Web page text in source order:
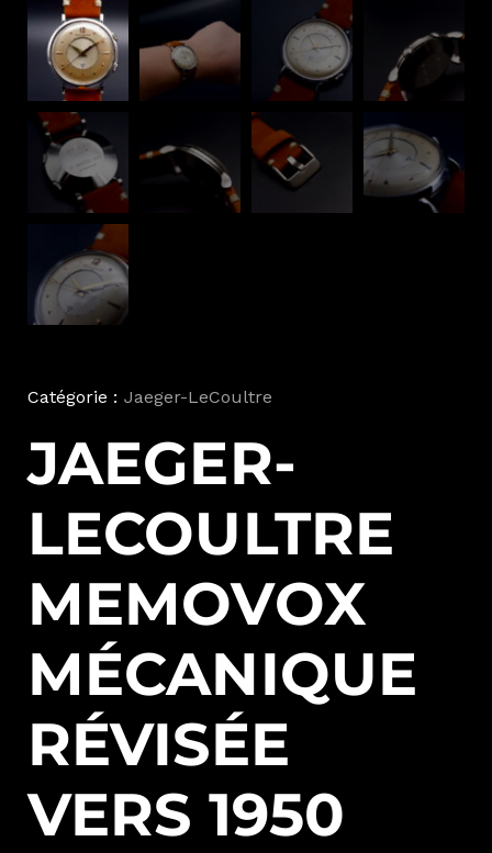
Catégorie : Jaeger-LeCoultre
JAEGER-
LECOULTRE
MEMOVOX
MÉCANIQUE
RÉVISÉE
VERS 1950